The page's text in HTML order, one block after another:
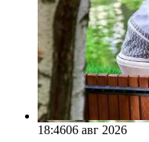
18:4606 авг 2026